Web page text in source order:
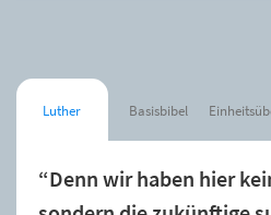
Luther Basisbibel
“Denn wir haben hier